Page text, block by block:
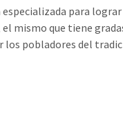
para lograr
mismo que tiene
los pobladores del